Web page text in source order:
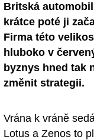
Diskuzní fórum
Sledujte nás!
Britská
krátce poté ji
Firma této
hluboko v
byznys hned tak
změnit strategii.
Vrána k vráně
Lotus a Zenos to